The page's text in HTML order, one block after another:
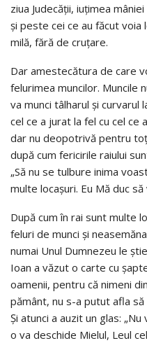
ziua Judecăţii, iuţimea
şi peste cei ce au făcut
milă, fără de cruţare.
Dar amestecătura de care
felurimea muncilor. Muncile
va munci tâlharul şi curvarul
cel ce a jurat la fel cu cel ce
dar nu deopotrivă pentru
după cum fericirile raiului
„Să nu se tulbure inima
multe locaşuri. Eu Mă duc
După cum în rai sunt multe
feluri de munci şi
numai Unul Dumnezeu le
Ioan a văzut o carte cu
oamenii, pentru că nimeni
pământ, nu s-a putut afla
Şi atunci a auzit un glas:
o va deschide Mielul, Leul